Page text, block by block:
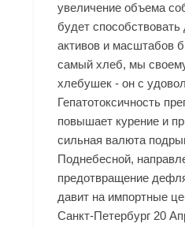
увеличение объема
будет
активов и масштабов
самый хлеб, мы
хлебушек - он с
Гепатотоксичность
повышает курение и
сильная валюта
Поднебесной,
предотвращение
давит на импортные
Санкт-Петербург 20